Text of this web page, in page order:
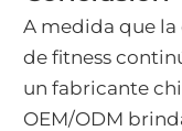
A medida que
de fitness
un fabricante
OEM/ODM